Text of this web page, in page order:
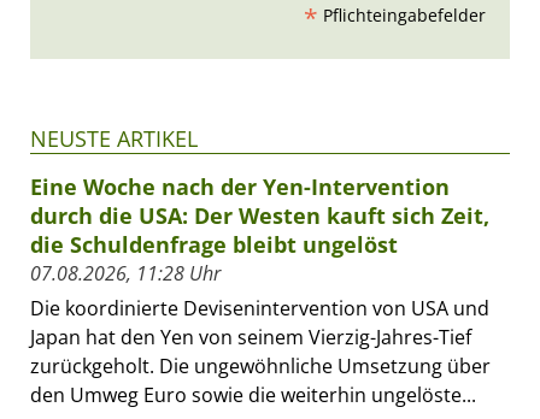
* Pflichteingabefelder
NEUSTE ARTIKEL
Eine Woche nach der Yen-Intervention
durch die USA: Der Westen kauft sich Zeit,
die Schuldenfrage bleibt ungelöst
07.08.2026, 11:28 Uhr
Die koordinierte Devisenintervention von USA und
Japan hat den Yen von seinem Vierzig-Jahres-Tief
zurückgeholt. Die ungewöhnliche Umsetzung über
den Umweg Euro sowie die weiterhin ungelöste...